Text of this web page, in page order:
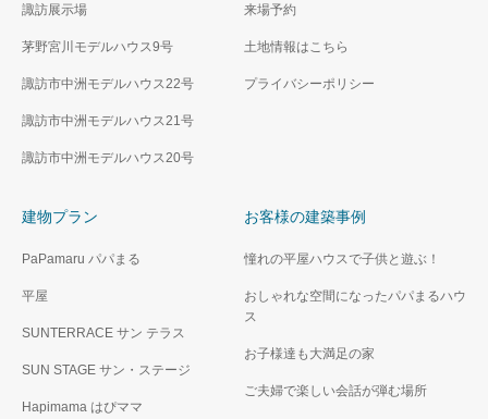
諏訪展示場
茅野宮川モデルハウス9号
諏訪市中洲モデルハウス22号
諏訪市中洲モデルハウス21号
諏訪市中洲モデルハウス20号
来場予約
土地情報はこちら
プライバシーポリシー
建物プラン
PaPamaru パパまる
平屋
SUNTERRACE サン テラス
SUN STAGE サン・ステージ
Hapimama はぴママ
お客様の建築事例
憧れの平屋ハウスで子供と遊ぶ！
おしゃれな空間になったパパまるハウ
ス
お子様達も大満足の家
ご夫婦で楽しい会話が弾む場所